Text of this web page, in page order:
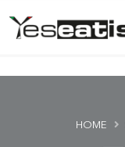
HOME